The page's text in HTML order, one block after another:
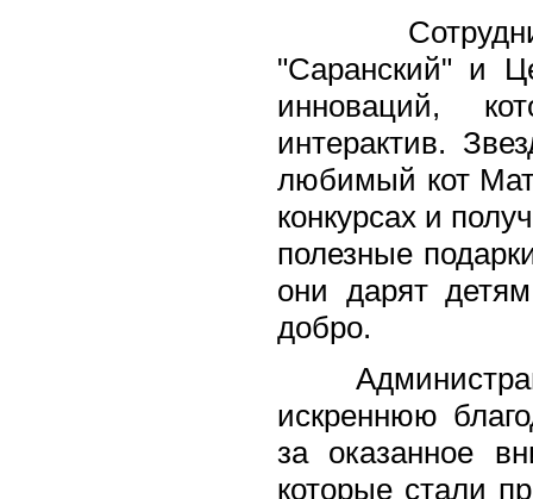
"Саранский" и
инноваций,
интерактив.
любимый кот
конкурсах и
полезные
они дарят
добро.
искреннюю
за оказанное
которые стали